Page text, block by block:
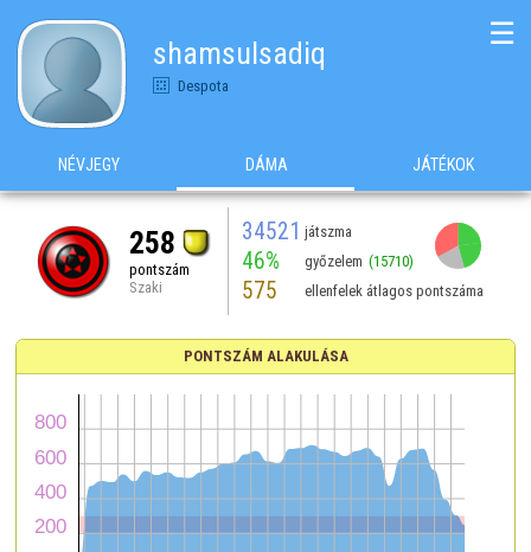
shamsulsadiq
Despota
☰
NÉVJEGY DÁMA JÁTÉKOK
258
pontszám
Szaki
34521 játszma
46% győzelem (15710)
575 ellenfelek átlagos pontszáma
PONTSZÁM ALAKULÁSA